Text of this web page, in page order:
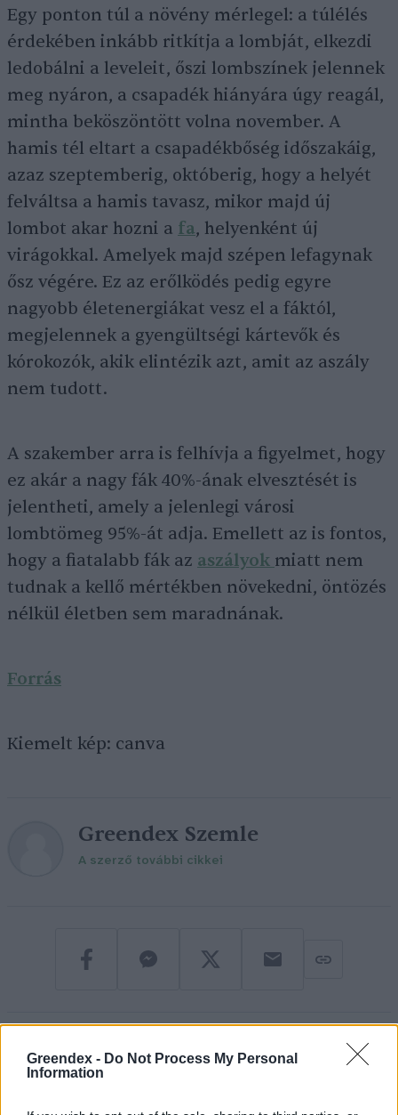
Greendex - Do Not Process My Personal
Information
Egy ponton túl a növény mérlegel: a túlélés
érdekében inkább ritkítja a lombját, elkezdi
ledobálni a leveleit, őszi lombszínek jelennek
meg nyáron, a csapadék hiányára úgy reagál,
mintha beköszöntött volna november. A
hamis tél eltart a csapadékbőség időszakáig,
azaz szeptemberig, októberig, hogy a helyét
felváltsa a hamis tavasz, mikor majd új
lombot akar hozni a fa, helyenként új
virágokkal. Amelyek majd szépen lefagynak
ősz végére. Ez az erőlködés pedig egyre
nagyobb életenergiákat vesz el a fáktól,
megjelennek a gyengültségi kártevők és
kórokozók, akik elintézik azt, amit az aszály
nem tudott.
A szakember arra is felhívja a figyelmet, hogy
ez akár a nagy fák 40%-ának elvesztését is
jelentheti, amely a jelenlegi városi
lombtömeg 95%-át adja. Emellett az is fontos,
hogy a fiatalabb fák az aszályok miatt nem
tudnak a kellő mértékben növekedni, öntözés
nélkül életben sem maradnának.
Forrás
Kiemelt kép: canva
Greendex Szemle
A szerző további cikkei